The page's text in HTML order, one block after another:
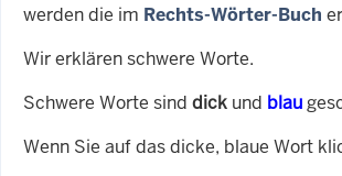
werden die im Rechts-Wörter-Buch
Wir erklären schwere Worte.
Schwere Worte sind dick und blau
Wenn Sie auf das dicke, blaue Wort